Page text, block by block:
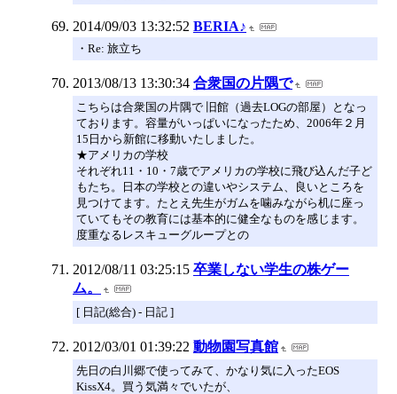
2014/09/03 13:32:52 BERIA♪
・Re: 旅立ち
2013/08/13 13:30:34 合衆国の片隅で
こちらは合衆国の片隅で 旧館（過去LOGの部屋）となっ
ております。容量がいっぱいになったため、2006年２月
15日から新館に移動いたしました。
★アメリカの学校
それぞれ11・10・7歳でアメリカの学校に飛び込んだ子ど
もたち。日本の学校との違いやシステム、良いところを
見つけてます。たとえ先生がガムを噛みながら机に座っ
ていてもその教育には基本的に健全なものを感じます。
度重なるレスキューグループとの
2012/08/11 03:25:15 卒業しない学生の株ゲー
ム。
[ 日記(総合) - 日記 ]
2012/03/01 01:39:22 動物園写真館
先日の白川郷で使ってみて、かなり気に入ったEOS
KissX4。買う気満々でいたが、